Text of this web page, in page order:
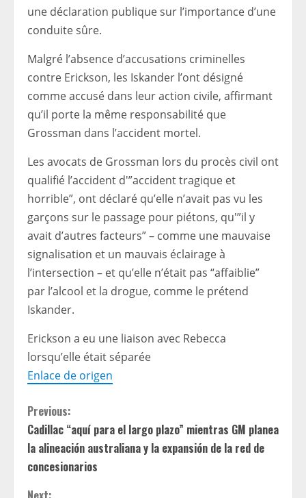
une déclaration publique sur l’importance d’une
conduite sûre.
Malgré l’absence d’accusations criminelles
contre Erickson, les Iskander l’ont désigné
comme accusé dans leur action civile, affirmant
qu’il porte la même responsabilité que
Grossman dans l’accident mortel.
Les avocats de Grossman lors du procès civil ont
qualifié l’accident d'”accident tragique et
horrible”, ont déclaré qu’elle n’avait pas vu les
garçons sur le passage pour piétons, qu'”il y
avait d’autres facteurs” – comme une mauvaise
signalisation et un mauvais éclairage à
l’intersection – et qu’elle n’était pas “affaiblie”
par l’alcool et la drogue, comme le prétend
Iskander.
Erickson a eu une liaison avec Rebecca
lorsqu’elle était séparée
Enlace de origen
C
o
n
Previous:
Cadillac “aquí para el largo plazo” mientras GM planea
la alineación australiana y la expansión de la red de
concesionarios